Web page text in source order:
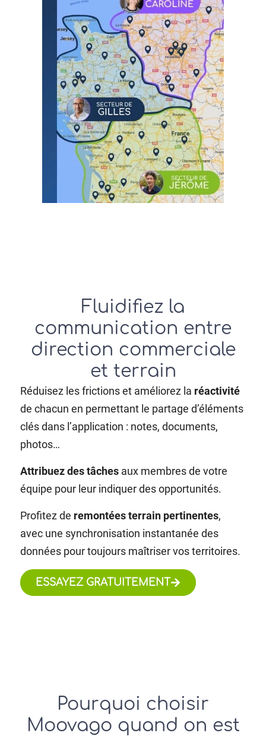
Fluidifiez la
communication entre
direction commerciale
et terrain
Réduisez les frictions et améliorez la réactivité
de chacun en permettant le partage d’éléments
clés dans l’application : notes, documents,
photos…
Attribuez des tâches aux membres de votre
équipe pour leur indiquer des opportunités.
Profitez de remontées terrain pertinentes,
avec une synchronisation instantanée des
données pour toujours maîtriser vos territoires.
ESSAYEZ GRATUITEMENT
Pourquoi choisir
Moovago quand on est